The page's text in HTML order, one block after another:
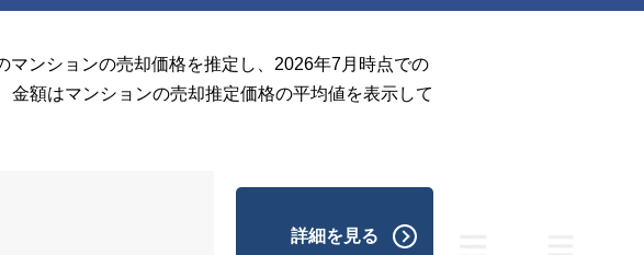
ンションの売却価格を推定し、2026年7月時点での
額はマンションの売却推定価格の平均値を表示して
詳細を見る